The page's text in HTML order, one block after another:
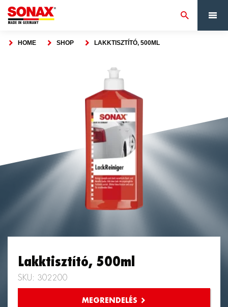
HOME SHOP LAKKTISZTÍTÓ, 500ML
Lakktisztító, 500ml
SKU: 302200